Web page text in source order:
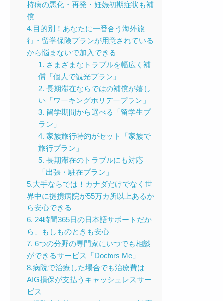
持病の悪化・再発・妊娠初期症状も補
償
4.目的別！あなたに一番合う海外旅
行・留学保険プランが用意されている
から悩まないで加入できる
1. さまざまなトラブルを幅広く補
償「個人で観光プラン」
2. 長期滞在ならではの補償が嬉し
い「ワーキングホリデープラン」
3. 留学期間から選べる「留学生プ
ラン」
4. 家族旅行特約がセット「家族で
旅行プラン」
5. 長期滞在のトラブルにも対応
「出張・駐在プラン」
5.大手ならでは！カナダだけでなく世
界中に提携病院が55万カ所以上あるか
ら安心できる
6. 24時間365日の日本語サポートだか
ら、もしものときも安心
7. 6つの分野の専門家にいつでも相談
ができるサービス「Doctors Me」
8.病院で治療した場合でも治療費は
AIG損保が支払うキャッシュレスサー
ビス